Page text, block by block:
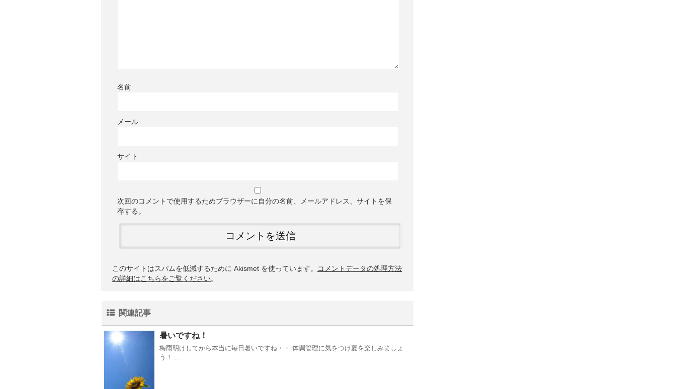
名前
メール
サイト
次回のコメントで使用するためブラウザーに自分の名前、メールアドレス、サイトを保
存する。
このサイトはスパムを低減するために Akismet を使っています。
コメントデータの処理方法
の詳細はこちらをご覧ください。
関連記事
暑いですね！
梅雨明けしてから本当に毎日暑いですね・・ 体調管理に気をつけ夏を楽しみましょ
う！ …